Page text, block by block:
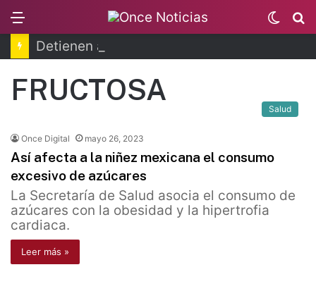
Detienen a apoderada legal de Ingemar
Switch
skin
FRUCTOSA
Salud
Once Digital mayo 26, 2023
Así afecta a la niñez mexicana el consumo
excesivo de azúcares
La Secretaría de Salud asocia el consumo de
azúcares con la obesidad y la hipertrofia
cardiaca.
Leer más »